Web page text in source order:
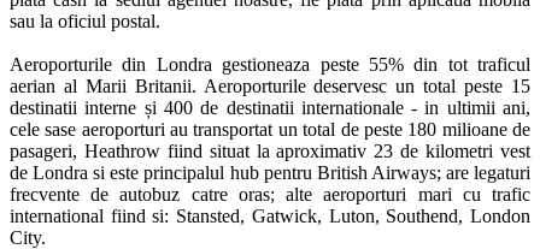
sau la oficiul postal.
Aeroporturile din Londra gestioneaza peste 55% din tot traficul
aerian al Marii Britanii. Aeroporturile deservesc un total peste 15
destinatii interne și 400 de destinatii internationale - in ultimii ani,
cele sase aeroporturi au transportat un total de peste 180 milioane de
pasageri, Heathrow fiind situat la aproximativ 23 de kilometri vest
de Londra si este principalul hub pentru British Airways; are legaturi
frecvente de autobuz catre oras; alte aeroporturi mari cu trafic
international fiind si: Stansted, Gatwick, Luton, Southend, London
City.